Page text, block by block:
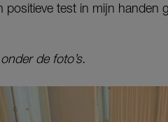
positieve test in mijn handen
de foto’s.